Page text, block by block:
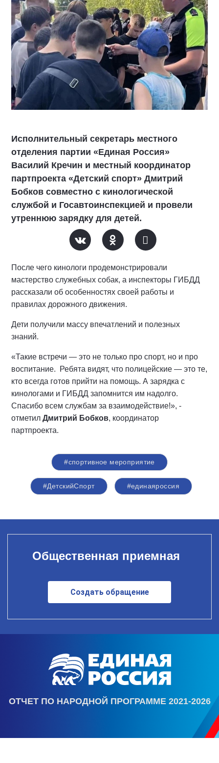
Исполнительный секретарь местного
отделения партии «Единая Россия»
Василий Кречин и местный координатор
партпроекта «Детский спорт» Дмитрий
Бобков совместно с кинологической
службой и Госавтоинспекцией и провели
утреннюю зарядку для детей.
После чего кинологи продемонстрировали
мастерство служебных собак, а инспекторы ГИБДД
рассказали об особенностях своей работы и
правилах дорожного движения.
Дети получили массу впечатлений и полезных
знаний.
«Такие встречи — это не только про спорт, но и про
воспитание. Ребята видят, что полицейские — это те,
кто всегда готов прийти на помощь. А зарядка с
кинологами и ГИБДД запомнится им надолго.
Спасибо всем службам за взаимодействие!», -
отметил Дмитрий Бобков, координатор
партпроекта.
#спортивное мероприятие
#ДетскийСпорт #единаяроссия
Общественная приемная
Создать обращение
ОТЧЕТ ПО НАРОДНОЙ ПРОГРАММЕ 2021-2026